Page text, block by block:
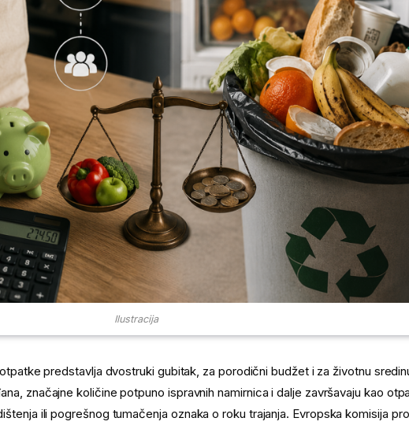
Ilustracija
predstavlja dvostruki gubitak, za porodični budžet i za životnu
značajne količine potpuno ispravnih namirnica i dalje završavaju kao
ili pogrešnog tumačenja oznaka o roku trajanja. Evropska komisija